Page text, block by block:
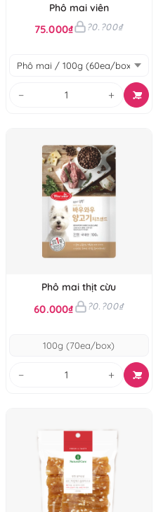
Phô mai viên
75.000₫ ?0.?00₫
− +
Phô mai thịt cừu
60.000₫ ?0.?00₫
100g (70ea/box)
− +